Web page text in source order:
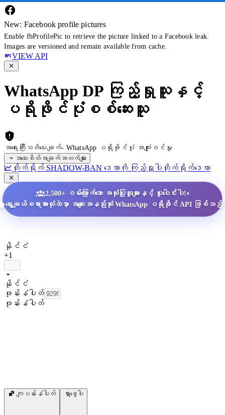
New: Facebook profile pictures
Enable fbProfilePic to retrieve the picture linked to a Facebook leak.
Images are versioned and remain available from cache.
VIEW API
WhatsApp DP ကြည့်ရှုသူနှင့်
ပရိုဖိုင်ပုံစစ်ဆေးသူ
အရေးကြီးသတိပေးချက်- WhatsApp ပရိုဖိုင်ပုံ အကျုံးဝင်မှု
အသေးစိတ်အချက်အလက်များ
တိုက်ရိုက် SHADOW-BAN ဒေတာကို ကြည့်ရှုပါ တိုက်ရိုက်ဒေတာ
2,500+ ဝမ်းမြောက်သော အသုံးပြုသူများနှင့် ပူးပေါင်းပါ!•
ရွေးချယ်စရာအားလုံးထဲမှာ အစျေးအနည်းဆုံး WhatsApp ပရိုဖိုင် API ဖြစ်သ
နိုင်ငံ
+1
နိုင်ငံ
ဖုန်းနံပါတ်
ဖုန်းနံပါတ်
ကျပန်းနံပါတ် ရှာဖွေပါ